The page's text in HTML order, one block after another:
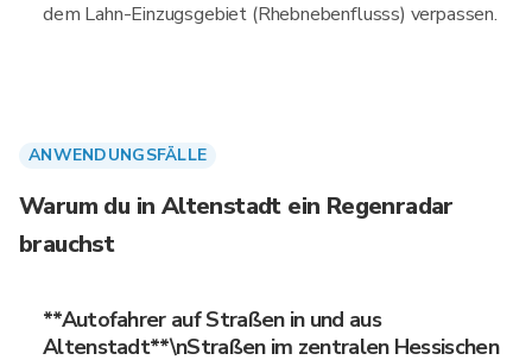
dem Lahn-Einzugsgebiet (Rhebnebenflusss) verpassen.
ANWENDUNGSFÄLLE
Warum du in Altenstadt ein Regenradar
brauchst
**Autofahrer auf Straßen in und aus
Altenstadt**\nStraßen im zentralen Hessischen